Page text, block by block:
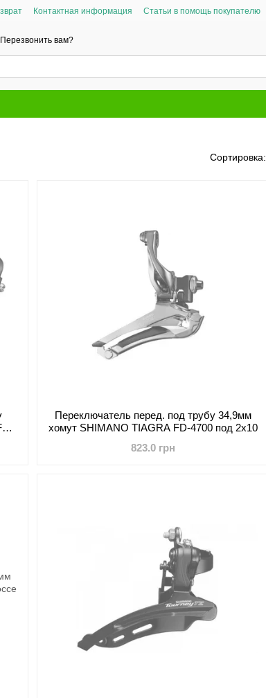
Контактная информация
Статьи в помощь покупателю
Перезвонить вам?
Сортировка:
Переключатель перед. под трубу 34,9мм
хомут SHIMANO TIAGRA FD-4700 под 2х10
823.0 грн